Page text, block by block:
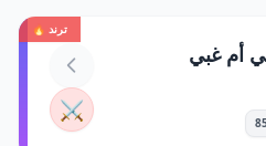
ترند 🔥
أم غبي
⚔️